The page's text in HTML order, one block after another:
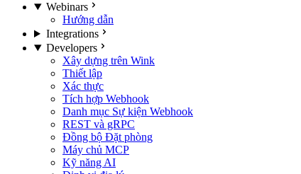
Webinars
Hướng dẫn
Integrations
Developers
Xây dựng trên Wink
Thiết lập
Xác thực
Tích hợp Webhook
Danh mục Sự kiện Webhook
REST và gRPC
Đồng bộ Đặt phòng
Máy chủ MCP
Kỹ năng AI